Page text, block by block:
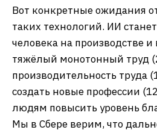
Вот конкретные ожидания
таких технологий. ИИ
человека на производстве
тяжёлый монотонный труд
производительность труда
создать новые профессии
людям повысить уровень
Мы в Сбере верим, что